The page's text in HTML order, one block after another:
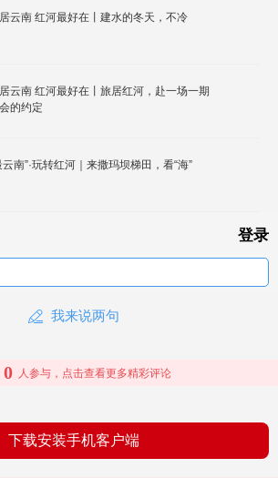
云南 红河最好在丨建水的冬天，不冷
云南 红河最好在丨旅居红河，赴一场一期
的约定
云南”·玩转红河｜来撒玛坝梯田，看“海”
登录
我来说两句
0 人参与，点击查看更多精彩评论
下载安装手机客户端